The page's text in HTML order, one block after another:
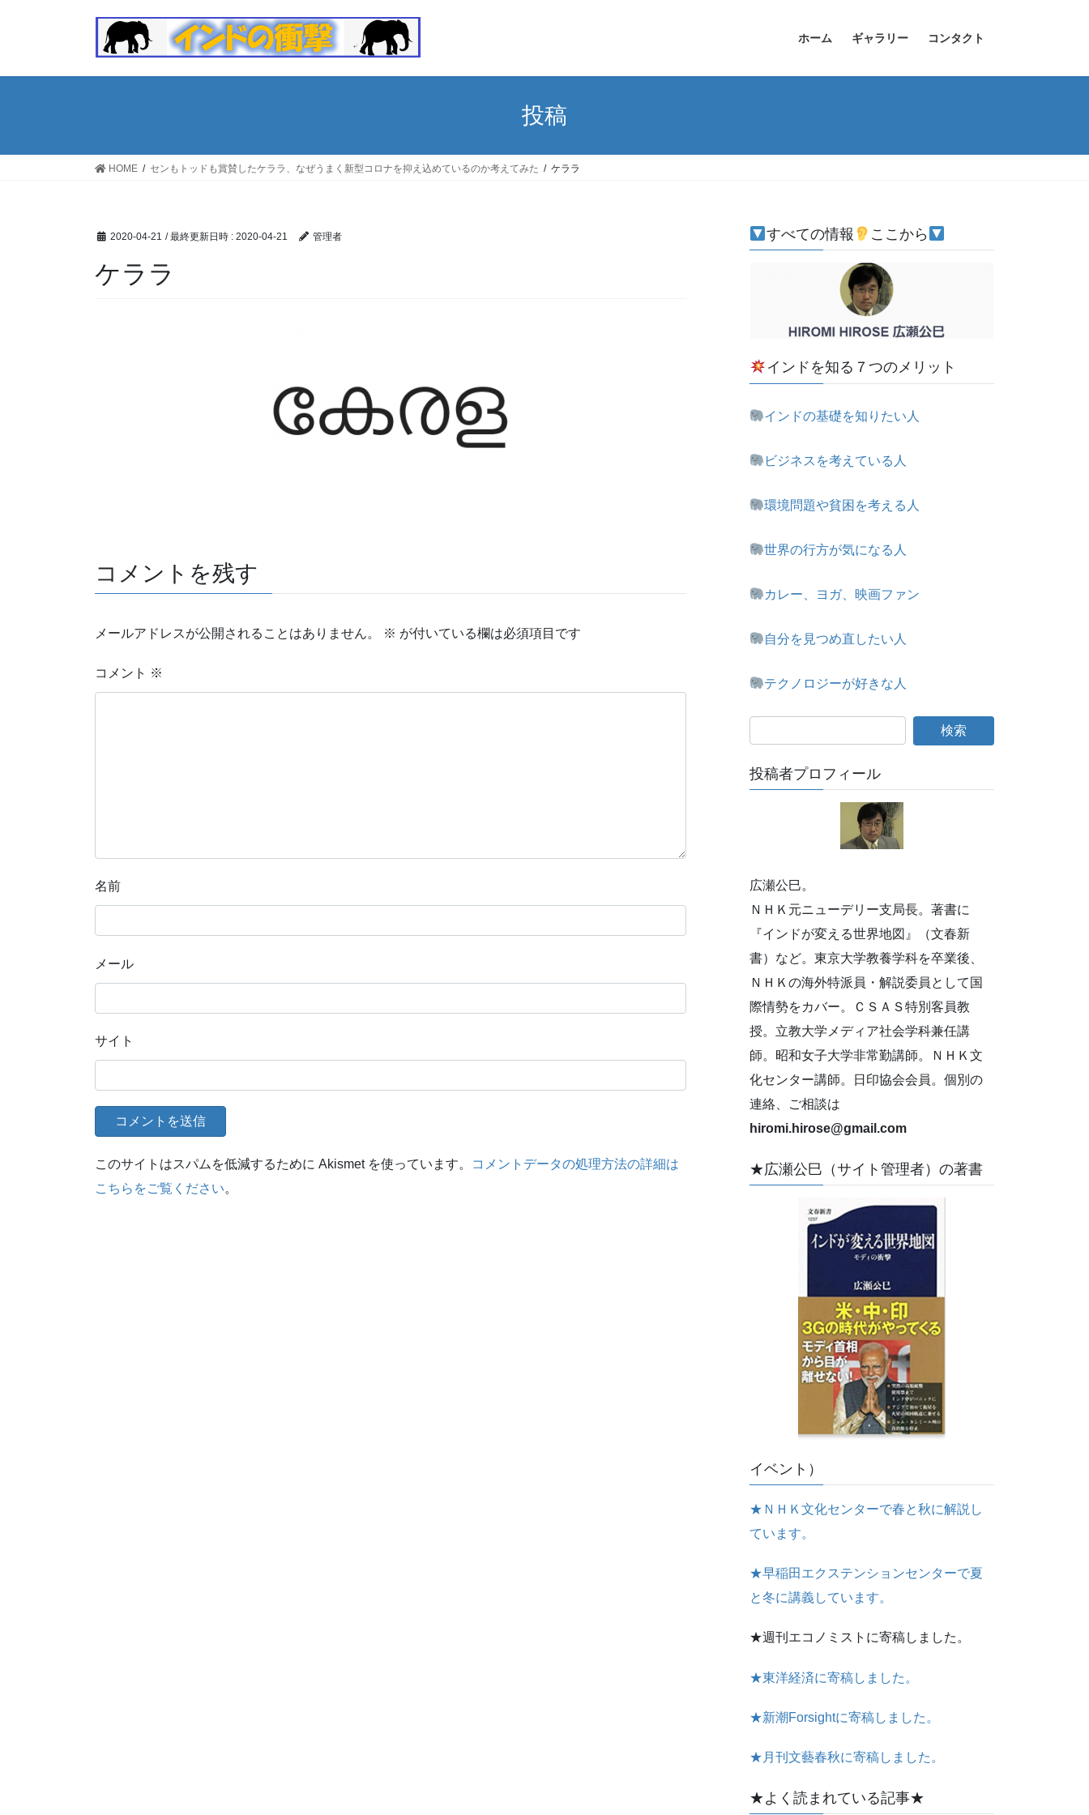
ホーム ギャラリー コンタクト
投稿
HOME センもトッドも賞賛したケララ、なぜうまく新型コロナを抑え込めているのか考えてみた ケララ
2020-04-21 / 最終更新日時 : 2020-04-21 管理者
ケララ
コメントを残す
メールアドレスが公開されることはありません。 ※ が付いている欄は必須項目です
コメント ※
名前
メール
サイト
このサイトはスパムを低減するために Akismet を使っています。
コメントデータの処理方法の詳細は
こちらをご覧ください。
すべての情報 ここから
インドを知る７つのメリット
インドの基礎を知りたい人
ビジネスを考えている人
環境問題や貧困を考える人
世界の行方が気になる人
カレー、ヨガ、映画ファン
自分を見つめ直したい人
テクノロジーが好きな人
投稿者プロフィール
広瀬公巳。
ＮＨＫ元ニューデリー支局長。著書に
『インドが変える世界地図』（文春新
書）など。東京大学教養学科を卒業後、
ＮＨＫの海外特派員・解説委員として国
際情勢をカバー。ＣＳＡＳ特別客員教
授。立教大学メディア社会学科兼任講
師。昭和女子大学非常勤講師。ＮＨＫ文
化センター講師。日印協会会員。個別の
連絡、ご相談は
hiromi.hirose@gmail.com
★広瀬公巳（サイト管理者）の著書
イベント）
★ＮＨＫ文化センターで春と秋に解説し
ています。
★早稲田エクステンションセンターで夏
と冬に講義しています。
★週刊エコノミストに寄稿しました。
★東洋経済に寄稿しました。
★新潮Forsightに寄稿しました。
★月刊文藝春秋に寄稿しました。
★よく読まれている記事★